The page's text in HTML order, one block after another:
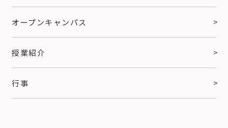
オープンキャンパス
授業紹介
行事